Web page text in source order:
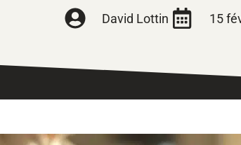
David Lottin 15